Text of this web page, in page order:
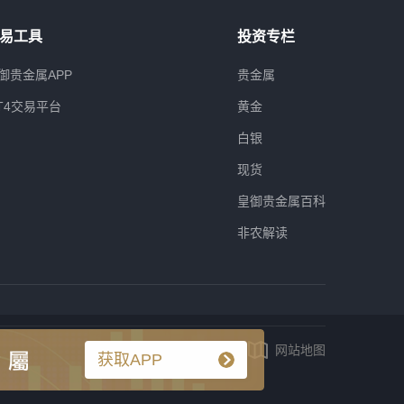
工具
贵金属APP
交易平台
投资专栏
贵金属
黄金
白银
现货
皇御贵金属百科
非农解读
网站地图
获取APP